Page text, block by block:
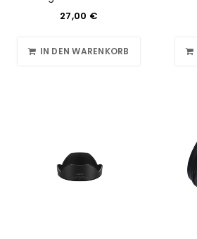
27,00 €
IN DEN WARENKORB